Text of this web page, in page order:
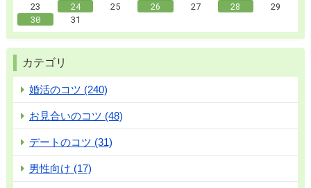
23
24 25 26 27 28
29
30
31
カテゴリ
婚活のコツ (240)
お見合いのコツ (48)
デートのコツ (31)
男性向け (17)